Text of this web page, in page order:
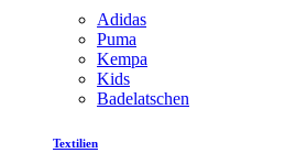
Adidas
Puma
Kempa
Kids
Badelatschen
Textilien